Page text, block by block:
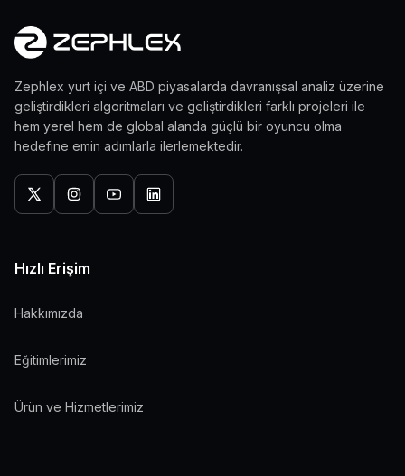
Zephlex yurt içi ve ABD piyasalarda davranışsal analiz üzerine
geliştirdikleri algoritmaları ve geliştirdikleri farklı projeleri ile
hem yerel hem de global alanda güçlü bir oyuncu olma
hedefine emin adımlarla ilerlemektedir.
Hızlı Erişim
Hakkımızda
Eğitimlerimiz
Ürün ve Hizmetlerimiz